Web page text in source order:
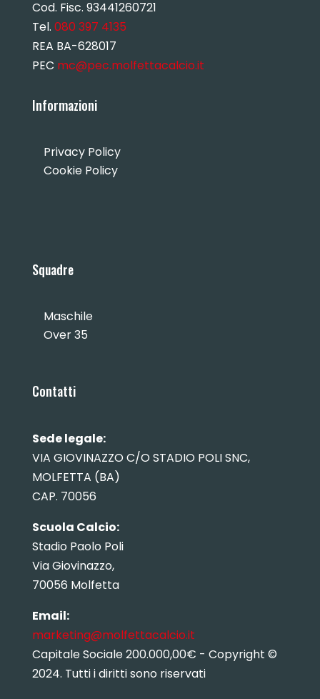
Cod. Fisc. 93441260721
Tel. 080 397 4135
REA BA-628017
PEC mc@pec.molfettacalcio.it
Informazioni
Privacy Policy
Cookie Policy
Squadre
Maschile
Over 35
Contatti
Sede legale:
VIA GIOVINAZZO C/O STADIO POLI SNC,
MOLFETTA (BA)
CAP. 70056
Scuola Calcio:
Stadio Paolo Poli
Via Giovinazzo,
70056 Molfetta
Email:
marketing@molfettacalcio.it
Capitale Sociale 200.000,00€ - Copyright ©
2024. Tutti i diritti sono riservati